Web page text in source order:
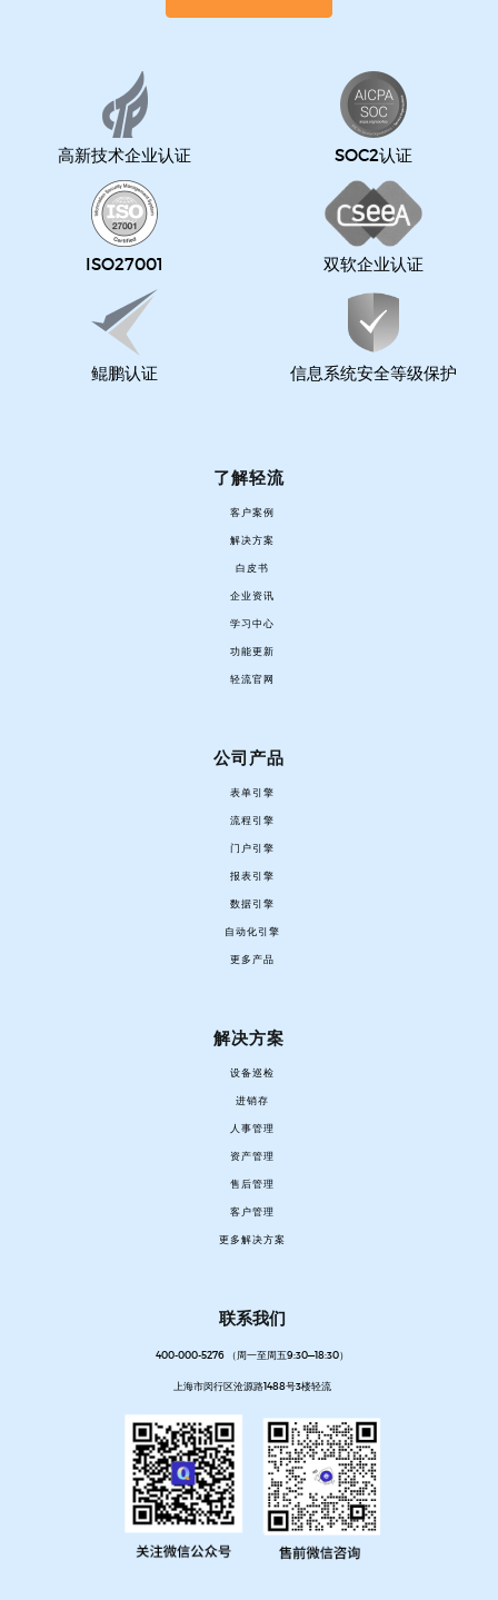
高新技术企业认证 SOC2认证
ISO27001 双软企业认证
鲲鹏认证 信息系统安全等级保护
了解轻流
客户案例
解决方案
白皮书
企业资讯
学习中心
功能更新
轻流官网
公司产品
表单引擎
流程引擎
门户引擎
报表引擎
数据引擎
自动化引擎
更多产品
解决方案
设备巡检
进销存
人事管理
资产管理
售后管理
客户管理
更多解决方案
联系我们
400-000-5276 （周一至周五9:30—18:30）
上海市闵行区沧源路1488号3楼轻流